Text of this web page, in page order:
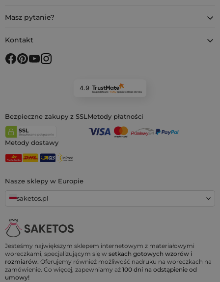
Jesteśmy największym sklepem internetowym z materiałowymi
woreczkami, specjalizującym się w setkach gotowych wzorów i
rozmiarów. Oferujemy również możliwość nadruku na woreczkach na
zamówienie. Co więcej, zapewniamy aż 100 dni na odstąpienie od
umowy!
Nasze sklepy w Europie
saketos.pl
Masz pytanie?
Kontakt
4.9
Na podstawie 11 902opiniiz całego okresu
Bezpieczne zakupy z SSL Metody płatności
Metody dostawy